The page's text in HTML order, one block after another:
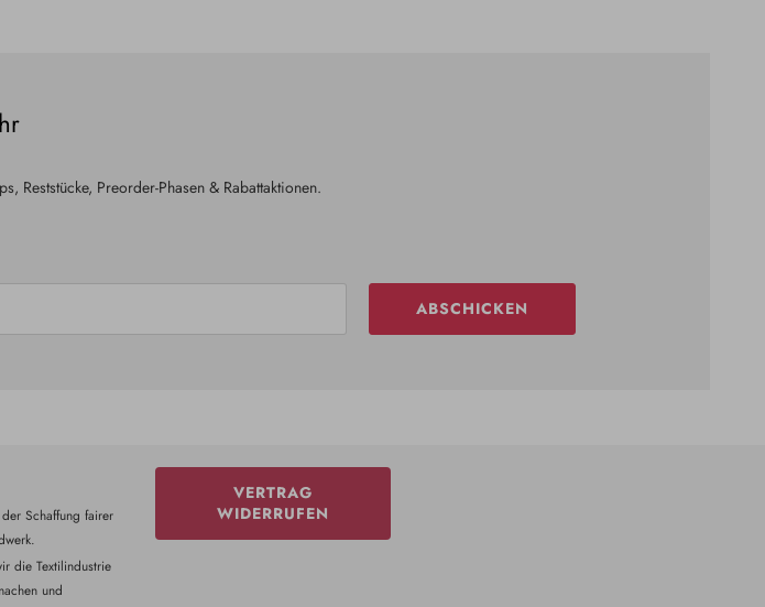
Reststücke, Preorder-Phasen & Rabattaktionen.
ABSCHICKEN
Schaffung fairer
die Textilindustrie
und
VERTRAG
WIDERRUFEN